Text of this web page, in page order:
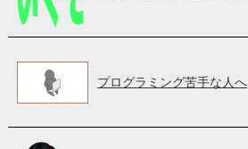
プログラミング苦手な人へ